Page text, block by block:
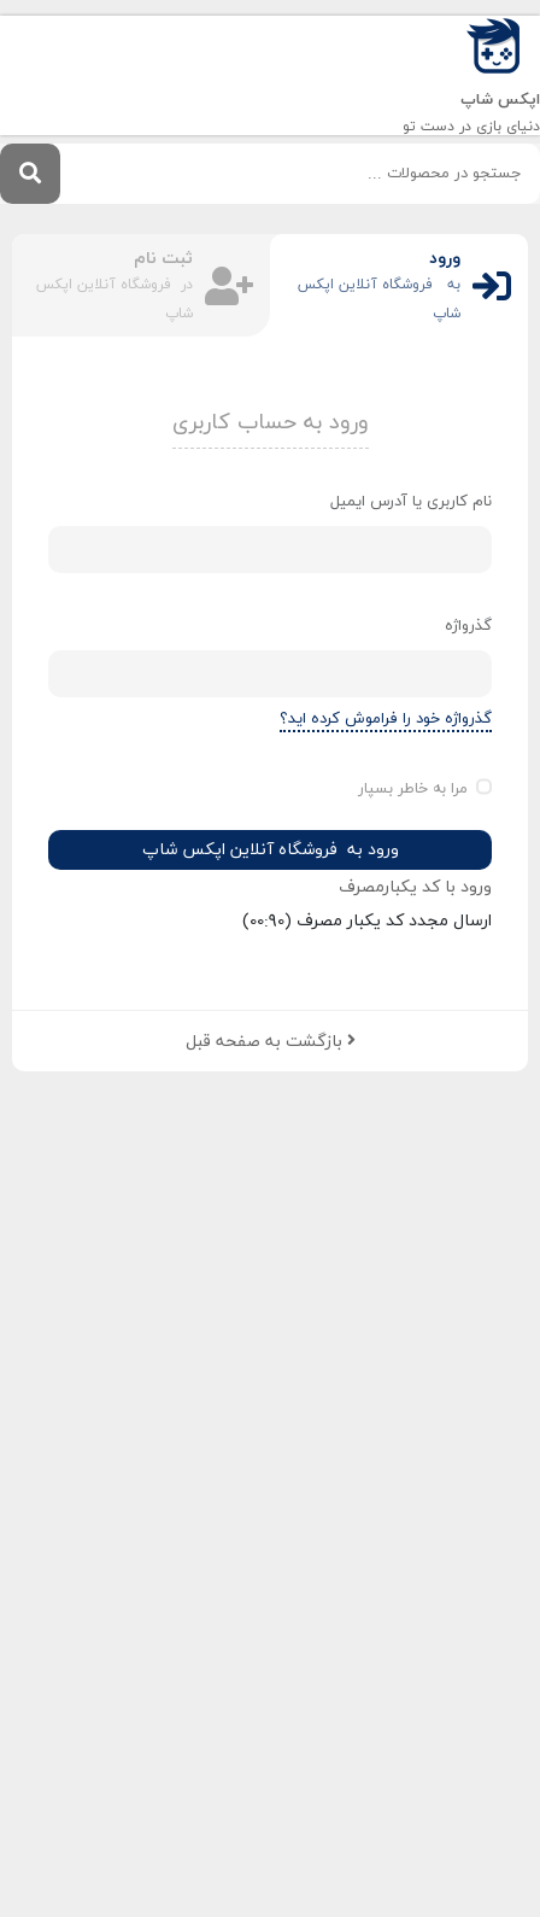
اپکس شاپ
دنیای بازی‌ در دست تو
ورود
به فروشگاه آنلاین اپکس
شاپ
ثبت نام
در فروشگاه آنلاین اپکس
شاپ
ورود به حساب کاربری
نام کاربری یا آدرس ایمیل
گذرواژه
گذرواژه خود را فراموش کرده اید؟
مرا به خاطر بسپار
ورود به فروشگاه آنلاین اپکس شاپ
ورود با کد یکبارمصرف
ارسال مجدد کد یکبار مصرف (00:
90
)
بازگشت به صفحه قبل